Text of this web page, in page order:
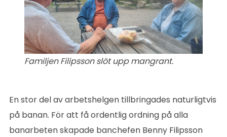
Familjen Filipsson slöt upp mangrant.
En stor del av arbetshelgen tillbringades naturligtvis
på banan. För att få ordentlig ordning på alla
banarbeten skapade banchefen Benny Filipsson